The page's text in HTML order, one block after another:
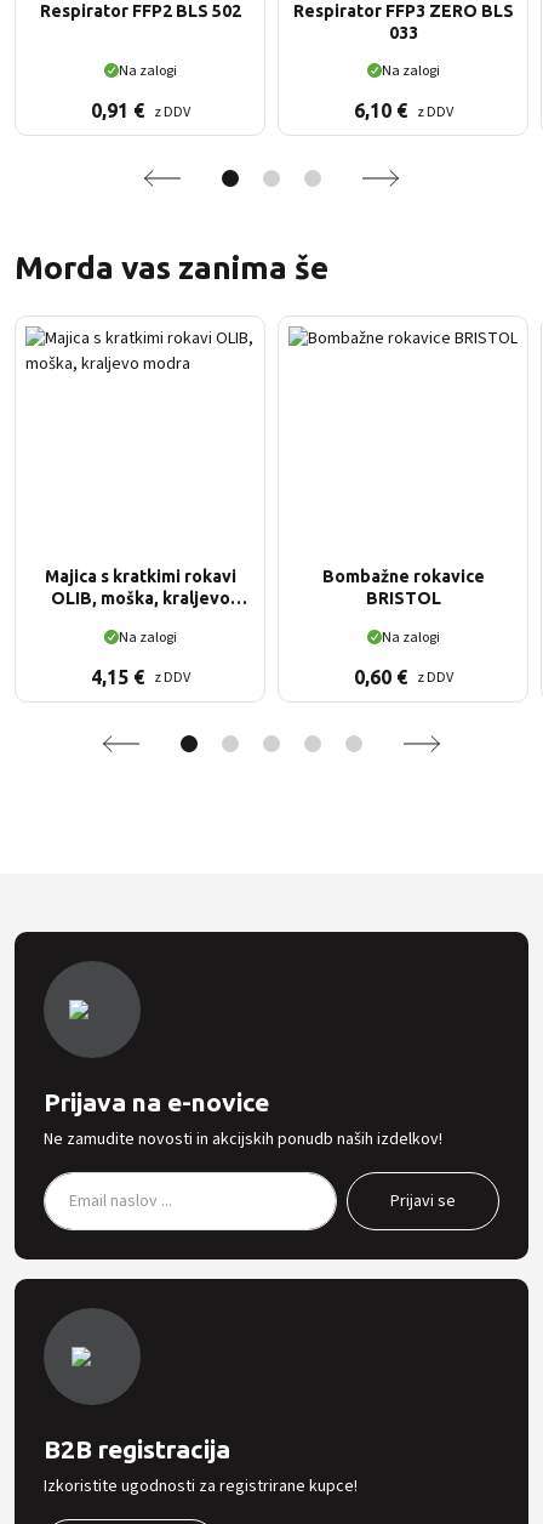
Respirator FFP2 BLS 502
Na zalogi
0,91 € z DDV
Respirator FFP3 ZERO BLS
033
Na zalogi
6,10 € z DDV
Morda vas zanima še
Majica s kratkimi rokavi
OLIB, moška, kraljevo
Na zalogi
4,15 € z DDV
Bombažne rokavice
BRISTOL
Na zalogi
0,60 € z DDV
Prijava na e-novice
Ne zamudite novosti in akcijskih ponudb naših izdelkov!
B2B registracija
Izkoristite ugodnosti za registrirane kupce!